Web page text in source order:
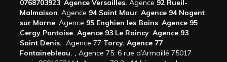
0768703923. Agence Versailles. Agence 92 Rueil-
Malmaison. Agence 94 Saint Maur. Agence 94 Nogent
sur Marne. Agence 95 Enghien les Bains. Agence 95
Cergy Pontoise. Agence 93 Le Raincy. Agence 93
Saint Denis. Agence 77 Torcy. Agence 77
Fontainebleau. , Agence 75: 6 rue d’Armaillé 75017